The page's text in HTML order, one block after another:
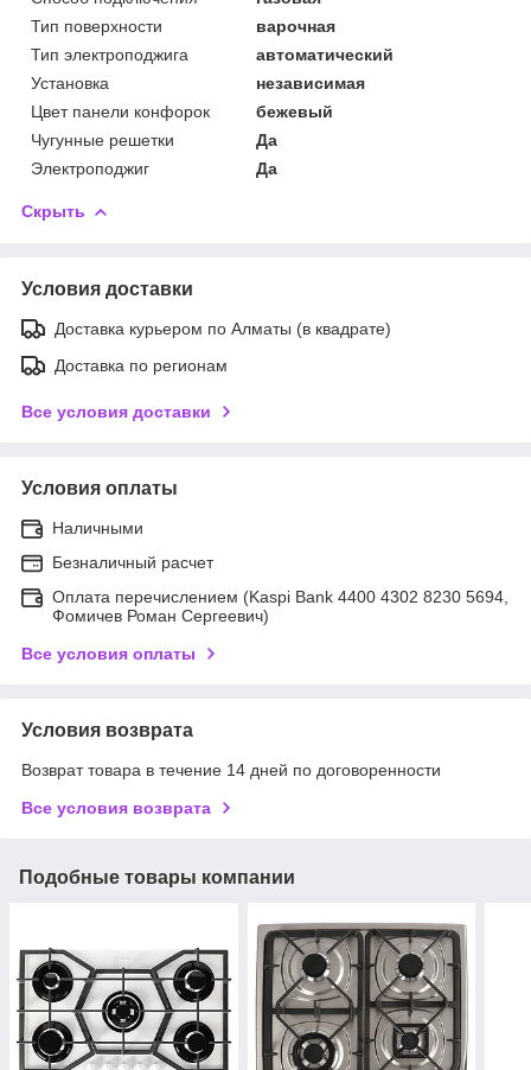
Тип поверхности
варочная
Тип электроподжига
автоматический
Установка
независимая
Цвет панели конфорок
бежевый
Чугунные решетки
Да
Электроподжиг
Да
Скрыть
Условия доставки
Доставка курьером по Алматы (в квадрате)
Доставка по регионам
Все условия доставки
Условия оплаты
Наличными
Безналичный расчет
Оплата перечислением (Kaspi Bank 4400 4302 8230 5694,
Фомичев Роман Сергеевич)
Все условия оплаты
Условия возврата
Возврат товара в течение 14 дней по договоренности
Все условия возврата
Подобные товары компании